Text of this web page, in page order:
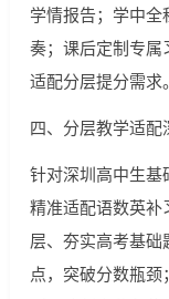
学情报告；学中
奏；课后定制专属
适配分层提分需求。
四、分层教学适配
针对深圳高中生基
精准适配语数英
层、夯实高考基
点，突破分数瓶